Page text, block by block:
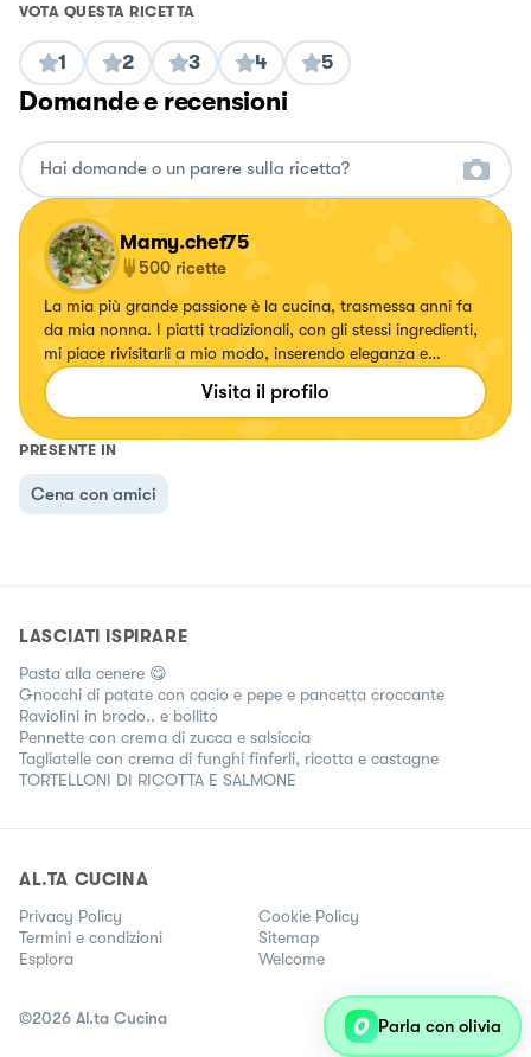
VOTA QUESTA RICETTA
1 2 3 4 5
Domande e recensioni
Mamy.chef75
500 ricette
La mia più grande passione è la cucina, trasmessa anni fa
da mia nonna. I piatti tradizionali, con gli stessi ingredienti,
mi piace rivisitarli a mio modo, inserendo eleganza e
specialmente colori. Ogni volta che creo un piatto mi
emoziono e vorrei tanto emozionare anche voi.
Visita il profilo
PRESENTE IN
Cena con amici
LASCIATI ISPIRARE
Pasta alla cenere 😋
Gnocchi di patate con cacio e pepe e pancetta croccante
Raviolini in brodo.. e bollito
Pennette con crema di zucca e salsiccia
Tagliatelle con crema di funghi finferli, ricotta e castagne
TORTELLONI DI RICOTTA E SALMONE
AL.TA CUCINA
Privacy Policy
Cookie Policy
Termini e condizioni
Sitemap
Esplora
Welcome
©2026 Al.ta Cucina Parla con olivia